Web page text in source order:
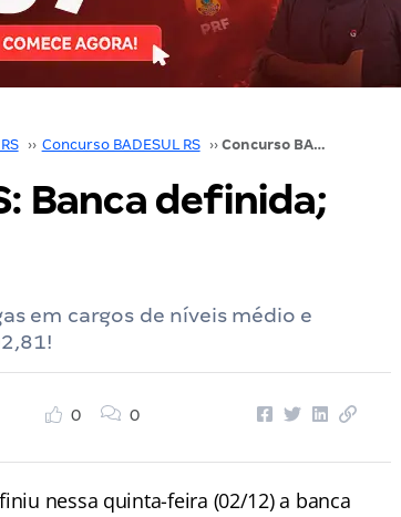
›› Concurso BADESUL RS ›› Concurso BADESUL RS: Banca definida; CONFIRA!
Banca definida;
em cargos de níveis médio e
0 0
nessa quinta-feira (02/12) a banca